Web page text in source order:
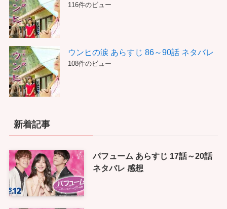
116件のビュー
ウンヒの涙 あらすじ 86～90話 ネタバレ
108件のビュー
新着記事
パフューム あらすじ 17話～20話
ネタバレ 感想